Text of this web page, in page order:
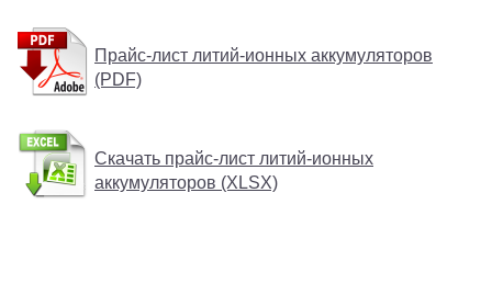
Прайс-лист литий-ионных аккумуляторов
(PDF)
Скачать прайс-лист литий-ионных
аккумуляторов (XLSX)